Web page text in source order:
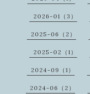
2026-01（3）
2025-06（2）
2025-02（1）
2024-09（1）
2024-06（2）